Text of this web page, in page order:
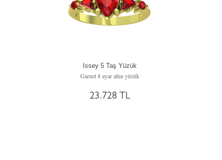
Issey 5 Taş Yüzük
Garnet 8 ayar altın yüzük
23.728 TL